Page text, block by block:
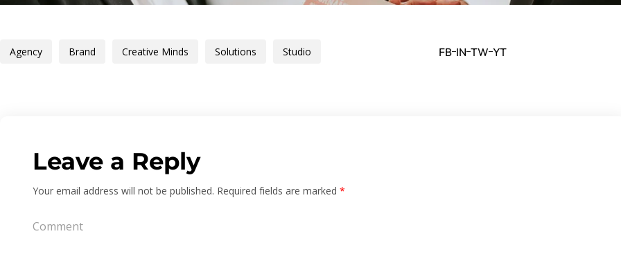
Agency Brand Creative Minds Solutions Studio FB IN TW YT
Leave a Reply
Your email address will not be published. Required fields are marked *